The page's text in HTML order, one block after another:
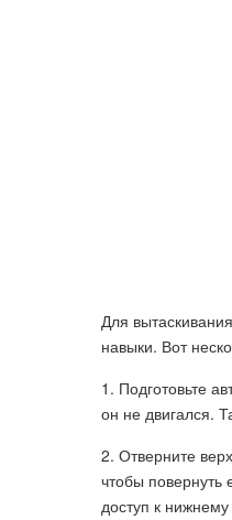
Для
навыки. Вот
1. Подготовьте
он не двигался.
2. Отверните
чтобы повернуть
доступ к нижнему